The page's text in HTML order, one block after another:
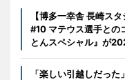
【博多一幸舎 長崎ス
#10 マテウス選手との
とんスペシャル』が
「楽しい引越しだっ